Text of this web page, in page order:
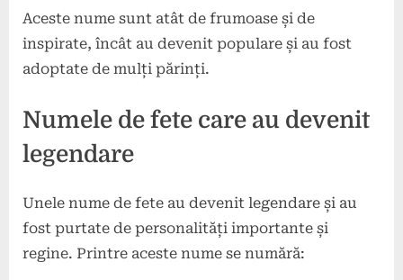
Aceste nume sunt atât de frumoase și de
inspirate, încât au devenit populare și au fost
adoptate de mulți părinți.
Numele de fete care au devenit
legendare
Unele nume de fete au devenit legendare și au
fost purtate de personalități importante și
regine. Printre aceste nume se numără: